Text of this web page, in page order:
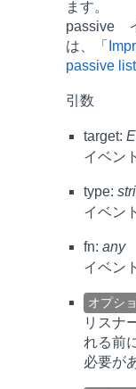
ます。
passive
は、「
passive
引数
target:
イベン
type:
イベン
fn: any
イベン
オプシ
リスナ
れる前
必要が